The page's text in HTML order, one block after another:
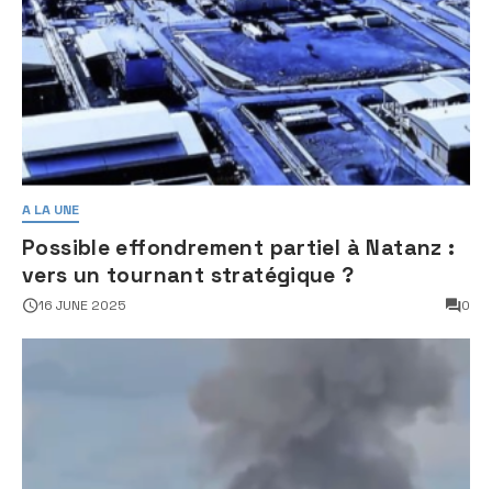
A LA UNE
Possible effondrement partiel à Natanz :
vers un tournant stratégique ?
16 JUNE 2025 0